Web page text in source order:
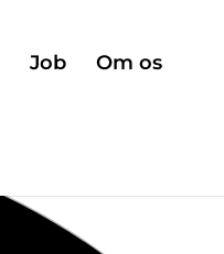
Job Om os